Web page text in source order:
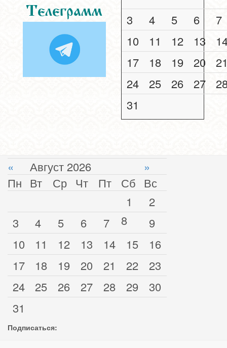
Телеграмм
3 4 5 6
7
10
11 12 13
17
18 19 20
24
25 26 27
31
« Август 2026
»
Пн Вт Ср Чт Пт Сб Вс
1
2
3
4 5 6 7 8
9
10
11 12 13 14 15
16
17
18 19 20 21 22
23
24
25 26 27 28 29
30
31
Подписаться: